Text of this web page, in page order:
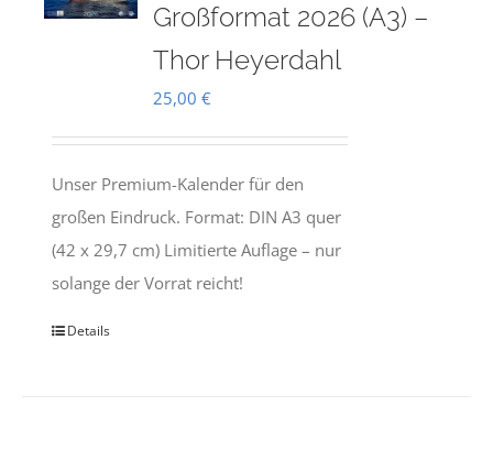
Großformat 2026 (A3) –
Thor Heyerdahl
25,00€
Unser Premium-Kalender für den
großen Eindruck. Format: DIN A3 quer
(42 x 29,7 cm) Limitierte Auflage – nur
solange der Vorrat reicht!
Details